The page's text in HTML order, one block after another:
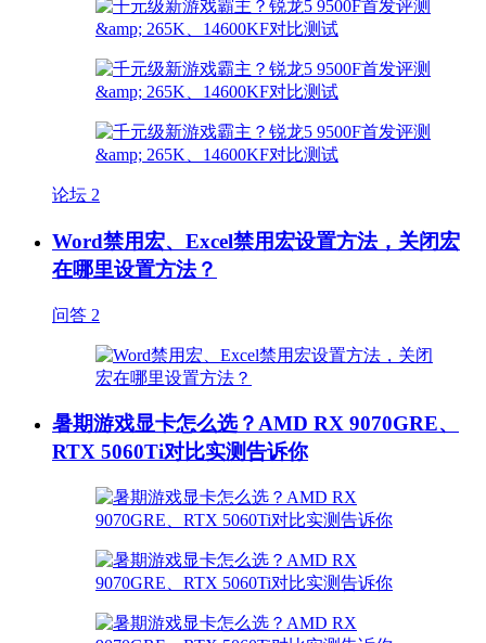
论坛 2
Word禁用宏、Excel禁用宏设置方法，关闭宏
在哪里设置方法？
问答 2
暑期游戏显卡怎么选？AMD RX 9070GRE、
RTX 5060Ti对比实测告诉你